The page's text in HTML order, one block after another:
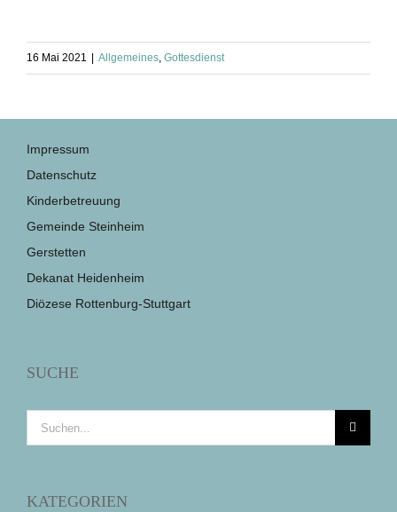
16 Mai 2021 Allgemeines, Gottesdienst
Impressum
Datenschutz
Kinderbetreuung
Gemeinde Steinheim
Gerstetten
Dekanat Heidenheim
Diözese Rottenburg-Stuttgart
SUCHE
Suche
nach:
KATEGORIEN